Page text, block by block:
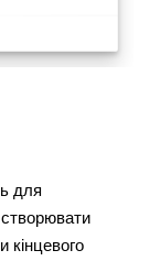
для
кінцевого